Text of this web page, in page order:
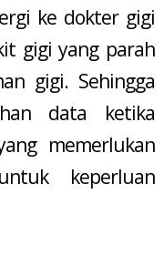
ke dokter gigi
gigi yang parah
gigi. Sehingga
data ketika
memerlukan
keperluan